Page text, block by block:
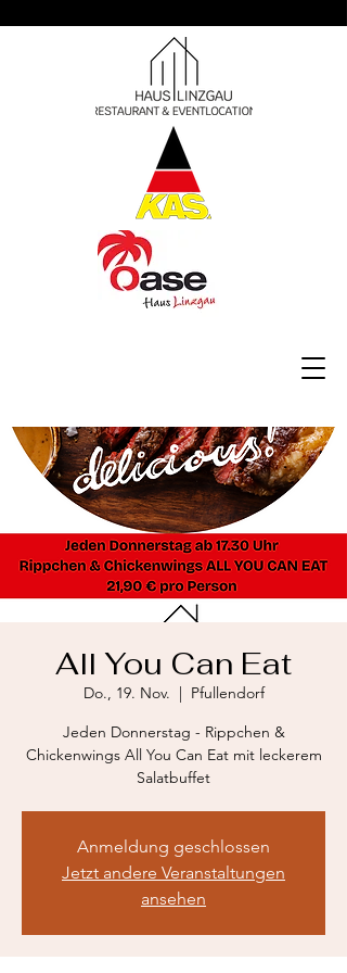
All You Can Eat
Do., 19. Nov.
  |
Pfullendorf
Jeden Donnerstag - Rippchen &
Chickenwings All You Can Eat mit leckerem
Salatbuffet
Anmeldung geschlossen
Jetzt andere Veranstaltungen
ansehen